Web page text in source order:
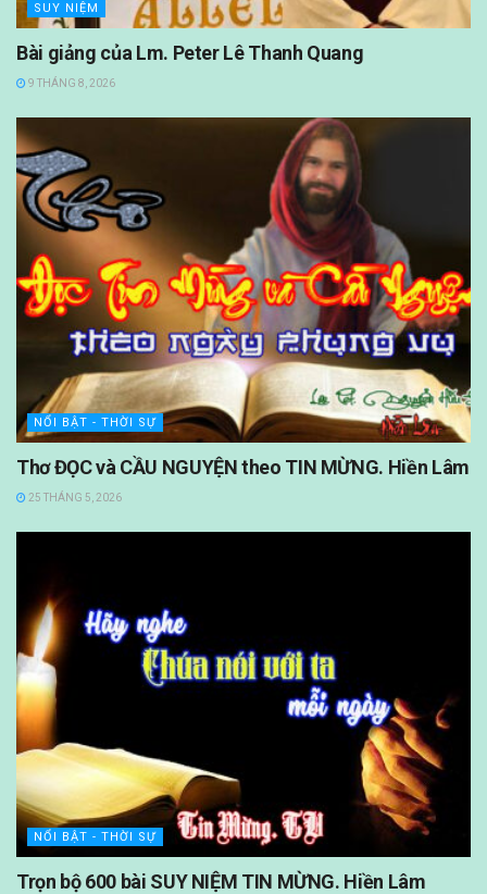
SUY NIỆM
Bài giảng của Lm. Peter Lê Thanh Quang
9 THÁNG 8, 2026
NỔI BẬT - THỜI SỰ
Thơ ĐỌC và CẦU NGUYỆN theo TIN MỪNG. Hiền Lâm
25 THÁNG 5, 2026
NỔI BẬT - THỜI SỰ
Trọn bộ 600 bài SUY NIỆM TIN MỪNG. Hiền Lâm